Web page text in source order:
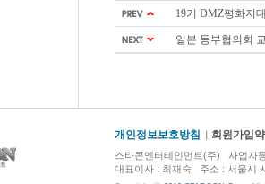
19기 DMZ평화지
일본 동부협의회
개인정보보호방침 회원가입
스타콘엔터테인먼트(주) 사업자
대표이사 : 최재숙 주소 : 서울시